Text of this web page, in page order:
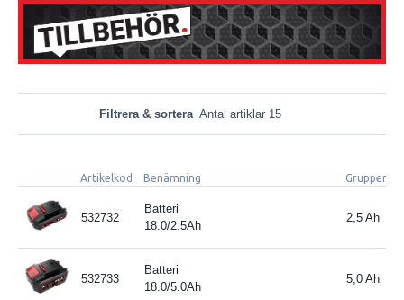
Filtrera & sortera Antal artiklar 15
Artikelkod Benämning Gruppering
532732
Batteri
18.0/2.5Ah
2,5 Ah
532733
Batteri
18.0/5.0Ah
5,0 Ah